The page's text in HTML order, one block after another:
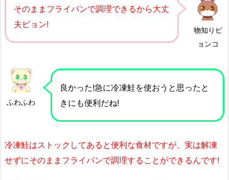
物知りピ
ョンコ
そのままフライパンで調理できるから大丈
夫ピョン!
ふわふわ
良かった!急に冷凍鮭を使おうと思ったと
きにも便利だね!
冷凍鮭はストックしてあると便利な食材ですが、実は解凍
せずにそのままフライパンで調理することができるんです!